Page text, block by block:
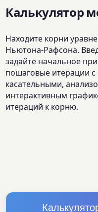
Калькулятор
Находите корни
Ньютона-Рафсона.
задайте начальное
пошаговые итерации
касательными,
интерактивным
итераций к корню.